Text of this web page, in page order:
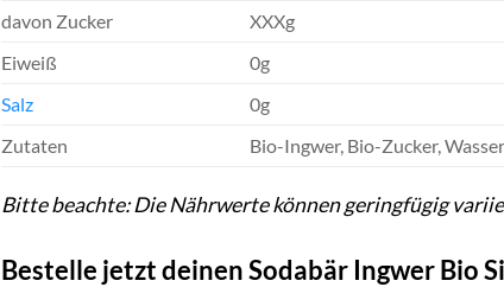
davon Zucker
XXXg
Eiweiß
0g
Salz
0g
Zutaten
Bio-Ingwer, Bio-Zucker,
Bitte beachte: Die Nährwerte können geringfügig
Bestelle jetzt deinen Sodabär Ingwer Bio